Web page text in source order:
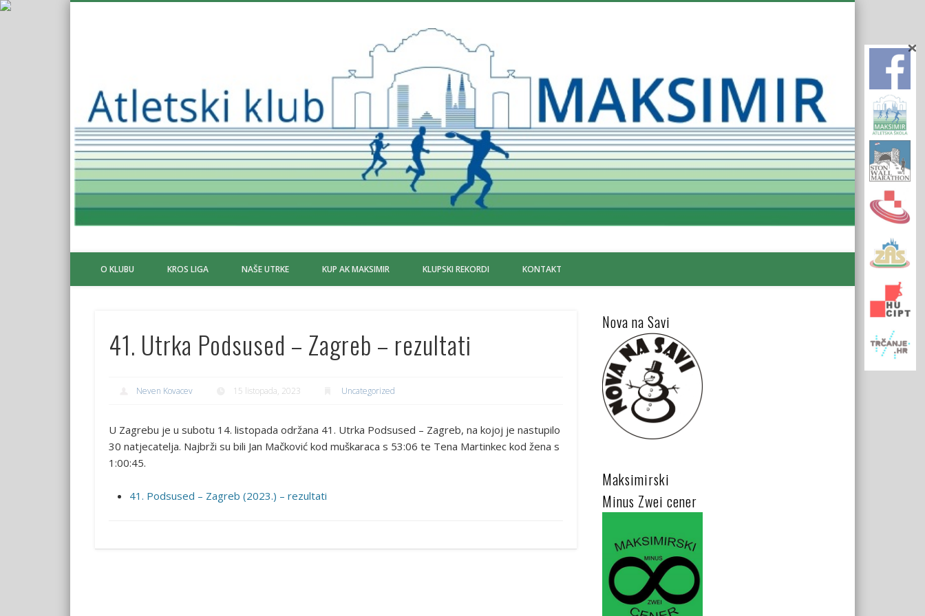
Klub
O KLUBU KROS LIGA NAŠE UTRKE KUP AK MAKSIMIR KLUPSKI REKORDI KONTAKT
41. Utrka Podsused – Zagreb – rezultati
Neven Kovacev 15 listopada, 2023 Uncategorized
U Zagrebu je u subotu 14. listopada održana 41. Utrka Podsused – Zagreb, na kojoj je nastupilo
30 natjecatelja. Najbrži su bili Jan Mačković kod muškaraca s 53:06 te Tena Martinkec kod žena s
1:00:45.
41. Podsused – Zagreb (2023.) – rezultati
Nova na Savi
Maksimirski
Minus Zwei cener